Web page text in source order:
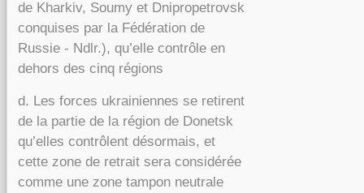
de Kharkiv, Soumy et Dnipropetrovsk
conquises par la Fédération de
Russie - Ndlr.), qu’elle contrôle en
dehors des cinq régions
d. Les forces ukrainiennes se retirent
de la partie de la région de Donetsk
qu’elles contrôlent désormais, et
cette zone de retrait sera considérée
comme une zone tampon neutrale